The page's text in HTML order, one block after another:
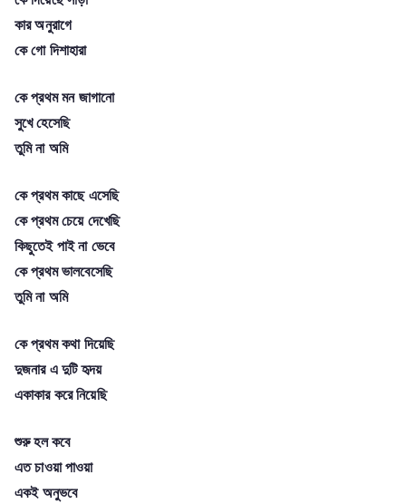
কার অনুরাগে
কে গো দিশাহারা
কে প্রথম মন জাগানো
সুখে হেসেছি
তুমি না অমি
কে প্রথম কাছে এসেছি
কে প্রথম চেয়ে দেখেছি
কিছুতেই পাই না ভেবে
কে প্রথম ভালবেসেছি
তুমি না অমি
কে প্রথম কথা দিয়েছি
দুজনার এ দুটি হৃদয়
একাকার করে নিয়েছি
শুরু হল কবে
এত চাওয়া পাওয়া
একই অনুভবে